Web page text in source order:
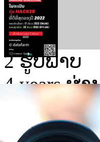
2 ຮູບພາບ
4 years ຜ່
ກອງປະຊຸ
ເຄືອຂ່າຍ